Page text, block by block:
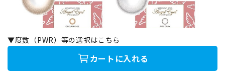
▼度数（PWR）等の選択はこちら
カートに入れる